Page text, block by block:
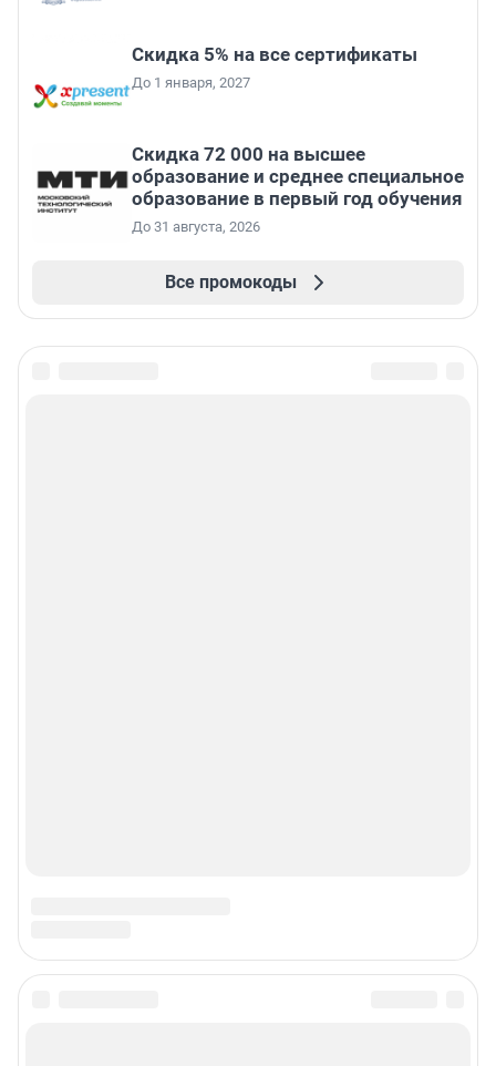
Скидка 5% на все сертификаты
До 1 января, 2027
Скидка 72 000 на высшее
образование и среднее специальное
образование в первый год обучения
До 31 августа, 2026
Все промокоды